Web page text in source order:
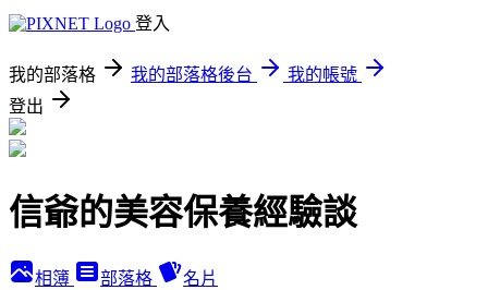
登入
我的部落格 我的部落格後台
我的帳號
登出
信爺的美容保養經驗談
相簿 部落格 名片